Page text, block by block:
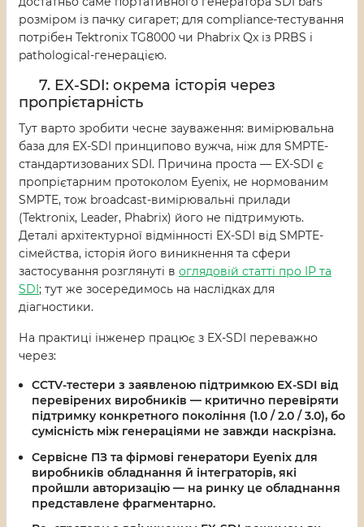
розміром із пачку сигарет; для compliance-тестування
потрібен Tektronix TG8000 чи Phabrix Qx із PRBS і
pathological-генерацією.
7. EX-SDI: окрема історія через
пропрієтарність
Тут варто зробити чесне зауваження: вимірювальна
база для EX-SDI принципово вужча, ніж для SMPTE-
стандартизованих SDI. Причина проста — EX-SDI є
пропрієтарним протоколом Eyenix, не нормованим
SMPTE, тож broadcast-вимірювальні прилади
(Tektronix, Leader, Phabrix) його не підтримують.
Деталі архітектурної відмінності EX-SDI від SMPTE-
сімейства, історія його виникнення та сфери
застосування розглянуті в оглядовій статті про IP та
SDI; тут же зосередимось на наслідках для
діагностики.
На практиці інженер працює з EX-SDI переважно
через:
CCTV-тестери з заявленою підтримкою EX-SDI від
перевірених виробників — критично перевіряти
підтримку конкретного покоління (1.0 / 2.0 / 3.0), бо
сумісність між генераціями не завжди наскрізна.
Сервісне ПЗ та фірмові генератори Eyenix для
виробників обладнання й інтеграторів, які
пройшли авторизацію — на ринку це обладнання
представлене фрагментарно.